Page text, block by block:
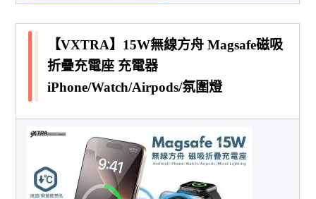
【VXTRA】15W無線方舟 Magsafe磁吸
折疊充電座 充電器
iPhone/Watch/Airpods/氛圍燈